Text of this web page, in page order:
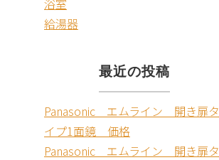
浴室
給湯器
最近の投稿
Panasonic エムライン 開き扉タ
イプ1面鏡 価格
Panasonic エムライン 開き扉タ